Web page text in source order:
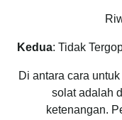
Kedua: Tidak
Di antara cara
solat adalah
ketenangan.